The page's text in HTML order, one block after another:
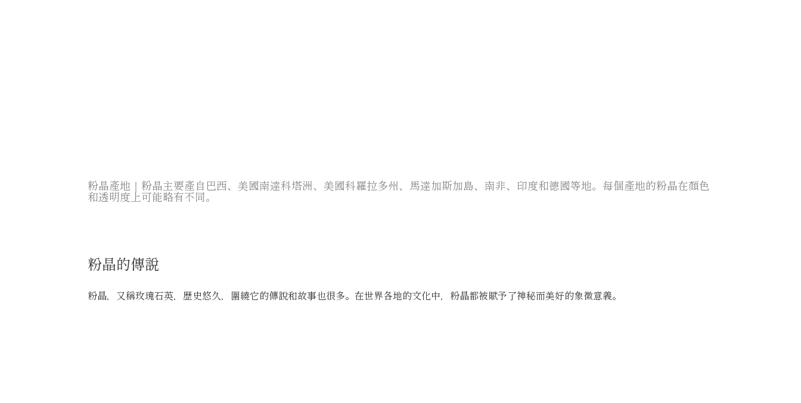
粉晶產地｜粉晶主要產自巴西、美國南達科塔洲、美國科羅拉多州、馬達加斯加島、南非、印度和德國等地。每個產地的粉晶在顏色
和透明度上可能略有不同。
粉晶的傳說
粉晶，又稱玫瑰石英，歷史悠久，圍繞它的傳說和故事也很多。在世界各地的文化中，粉晶都被賦予了神秘而美好的象徵意義。